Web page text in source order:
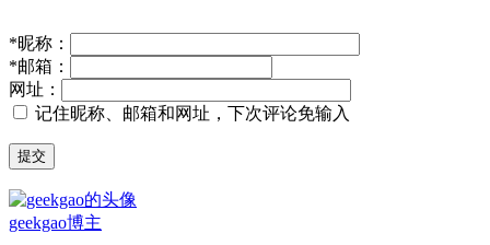
*昵称：
*邮箱：
网址：
记住昵称、邮箱和网址，下次评论免输入
提交
geekgao博主